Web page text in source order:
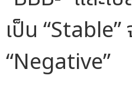
เป็น “Stable”
“Negative”